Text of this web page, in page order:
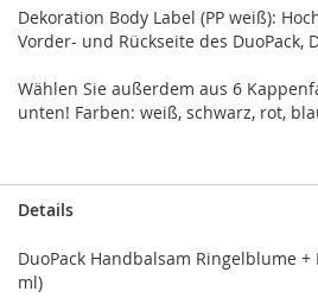
Dekoration Body Label (PP weiß):
Vorder- und Rückseite des DuoPack,
Wählen Sie außerdem aus 6
unten! Farben: weiß, schwarz, rot,
Details
DuoPack Handbalsam Ringelblume +
ml)